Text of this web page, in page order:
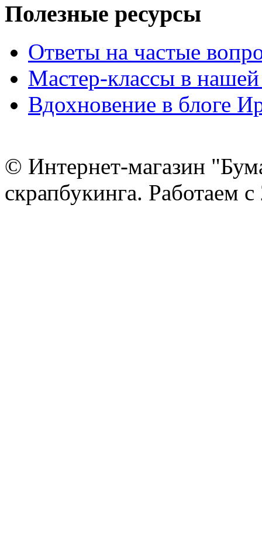
Полезные ресурсы
Ответы на частые
Мастер-классы в нашей
Вдохновение в блоге
© Интернет-магазин
скрапбукинга. Работаем с